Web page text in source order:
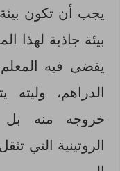
يجب أن تكون
بيئة جاذبة لهذا
يقضي فيه
الدراهم،
خروجه منه بل
الروتينية التي